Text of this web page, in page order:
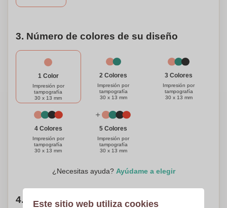
plegable. ¡Ordene la suya hoy!
3. Número de colores de su diseño
1 Color
Impresión por
tampografía
30 x 13 mm
2 Colores
Impresión por
tampografía
30 x 13 mm
3 Colores
Impresión por
tampografía
30 x 13 mm
4 Colores
Impresión por
tampografía
30 x 13 mm
5 Colores
Impresión por
tampografía
30 x 13 mm
¿Necesitas ayuda? Ayúdame a elegir
4. Elige tu cantidad
Este sitio web utiliza cookies